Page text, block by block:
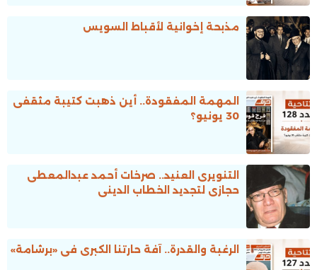
مذبحة إخوانية لأقباط السويس
المهمة المفقودة.. أين ذهبت كتيبة مثقفى
30 يونيو؟
التنويرى العنيد.. صرخات أحمد عبدالمعطى
حجازى لتجديد الخطاب الدينى
الرغبة والقدرة.. آفة حارتنا الكبرى فى «برشامة»